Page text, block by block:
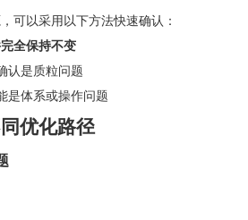
可以采用以下方法快速确认：
全保持不变
认是质粒问题
是体系或操作问题
优化路径